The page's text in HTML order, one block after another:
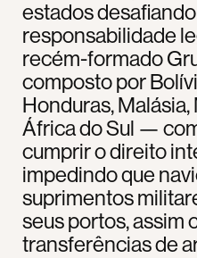
estados
responsabilidade
recém-formado
composto por
Honduras,
África do Sul —
cumprir o direito
impedindo que
suprimentos
seus portos, assim
transferências de